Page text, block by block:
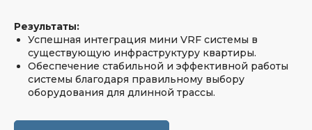
Результаты:
Успешная интеграция мини VRF системы в
существующую инфраструктуру квартиры.
Обеспечение стабильной и эффективной работы
системы благодаря правильному выбору
оборудования для длинной трассы.